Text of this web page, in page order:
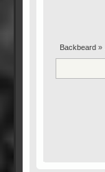
Backbeard»